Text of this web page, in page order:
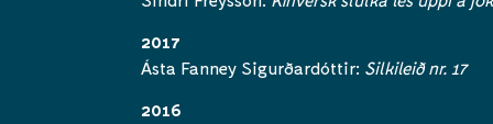
2017
Ásta Fanney Sigurðardóttir: Silkileið nr. 17
2016